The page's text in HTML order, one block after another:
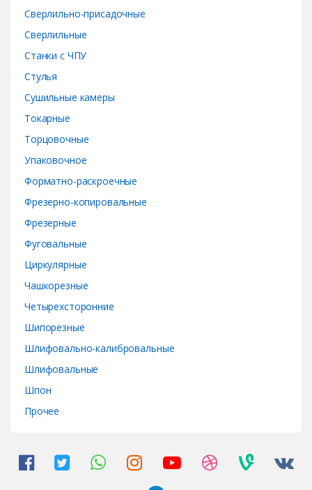
Сверлильно-присадочные
Сверлильные
Станки с ЧПУ
Стулья
Сушильные камеры
Токарные
Торцовочные
Упаковочное
Форматно-раскроечные
Фрезерно-копировальные
Фрезерные
Фуговальные
Циркулярные
Чашкорезные
Четырехсторонние
Шипорезные
Шлифовально-калибровальные
Шлифовальные
Шпон
Прочее